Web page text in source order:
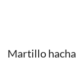
Martillo hacha